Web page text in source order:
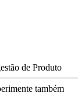
de Produto
também